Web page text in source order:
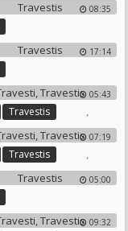
08:35
17:14
05:43
,
Travestis
07:19
,
Travestis
05:00
09:32